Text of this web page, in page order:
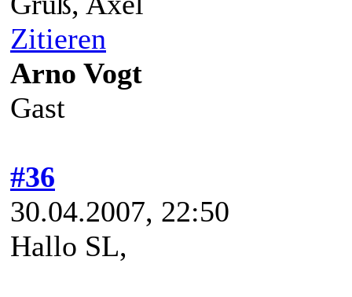
Zitieren
Arno Vogt
Gast
#36
30.04.2007, 22:50
Hallo SL,